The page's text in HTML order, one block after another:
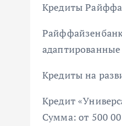
Кредиты
Кредиты на
Кредит
Сумма: от 500